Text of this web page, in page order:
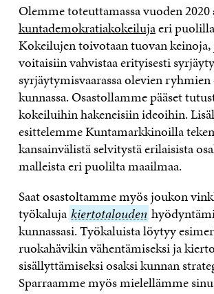
Olemme toteuttamassa vuoden 2020
kuntademokratiakokeilujaeri
Kokeilujen toivotaan tuovan
voitaisiin vahvistaa erityisesti
syrjäytymisvaarassa olevien
kunnassa. Osastollamme pääset
kokeiluihin hakeneisiin ideoihin.
esittelemme Kuntamarkkinoilla
kansainvälistä selvitystä erilaisista
malleista eri puolilta maailmaa.
Saat osastoltamme myös joukon
työkaluja kiertotalouden
kiertotalouden
kunnassasi. Työkaluista löytyy
ruokahävikin vähentämiseksi ja
sisällyttämiseksi osaksi kunnan
Sparraamme myös mielellämme